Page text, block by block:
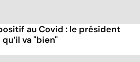
au Covid : le président
va "bien"